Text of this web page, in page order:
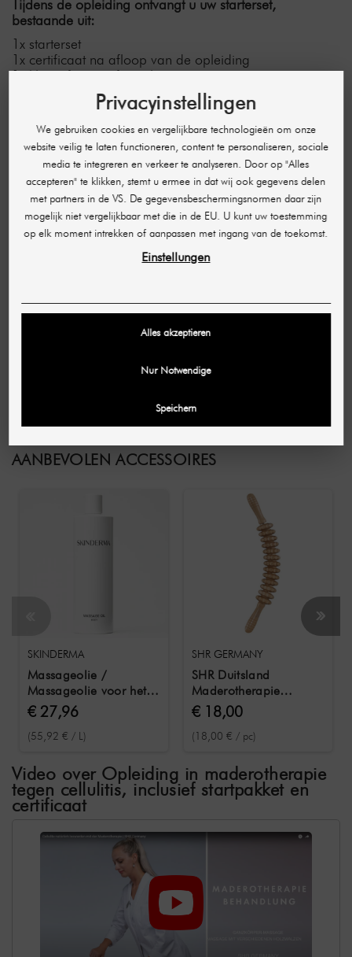
Tijdens de opleiding ontvangt u uw starterset,
bestaande uit:
1x starterset
1x certificaat na afloop van de opleiding
1x klantinformatieformulier
AANBEVOLEN ACCESSOIRES
SKINDERMA
Massageolie /
Massageolie voor het
lichaam 500 ml
€ 27,96
(55,92 € / L)
SHR GERMANY
SHR Duitsland
Maderotherapie
Gebogen diamantrol
13 wielen
€ 18,00
(18,00 € / pc)
Video over Opleiding in maderotherapie
tegen cellulitis, inclusief startpakket en
certificaat
Privacyinstellingen
We gebruiken cookies en vergelijkbare technologieën om onze
website veilig te laten functioneren, content te personaliseren, sociale
media te integreren en verkeer te analyseren. Door op "Alles
accepteren" te klikken, stemt u ermee in dat wij ook gegevens delen
met partners in de VS. De gegevensbeschermingsnormen daar zijn
mogelijk niet vergelijkbaar met die in de EU. U kunt uw toestemming
op elk moment intrekken of aanpassen met ingang van de toekomst.
Einstellungen
Alles akzeptieren
Nur Notwendige
Speichern